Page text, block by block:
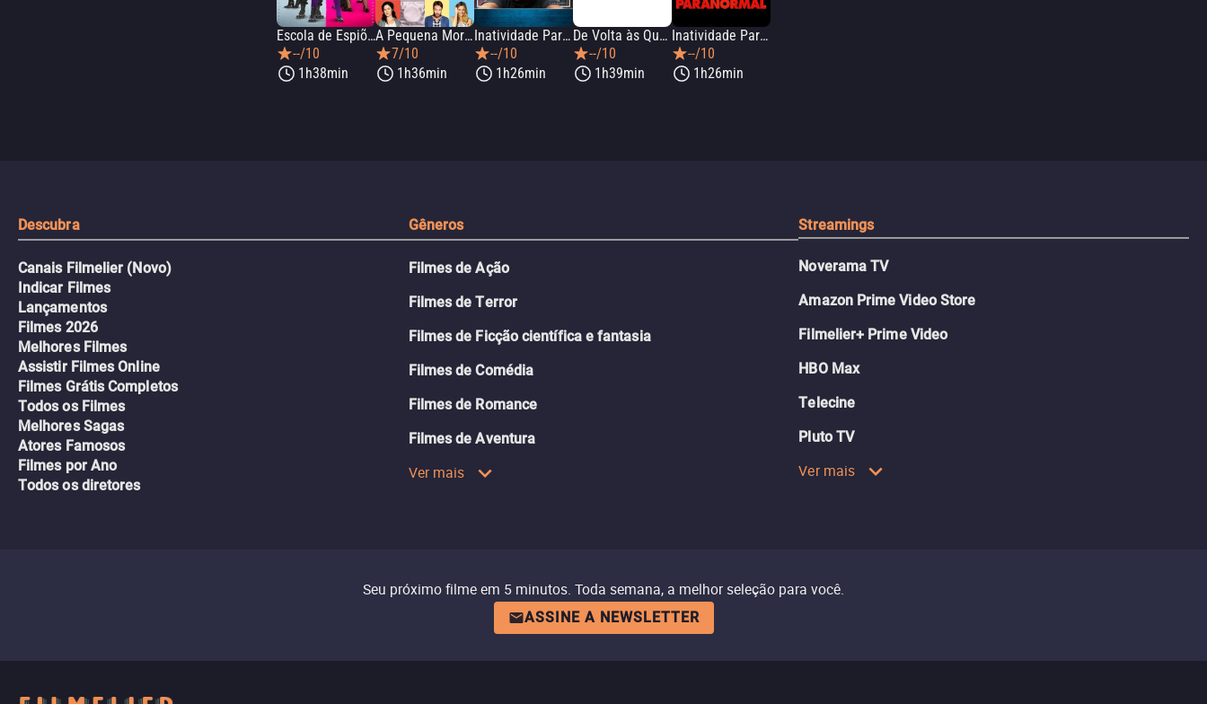
Escola de Espiões
--/10
1h38min
A Pequena Morte
7/10
1h36min
Inatividade Paranormal 2
--/10
1h26min
De Volta às Quadras
--/10
1h39min
Inatividade Paranormal
--/10
1h26min
Descubra
Canais Filmelier (Novo)
Indicar Filmes
Lançamentos
Filmes 2026
Melhores Filmes
Assistir Filmes Online
Filmes Grátis Completos
Todos os Filmes
Melhores Sagas
Atores Famosos
Filmes por Ano
Todos os diretores
Gêneros
Filmes de Ação
Filmes de Terror
Filmes de Ficção científica e fantasia
Filmes de Comédia
Filmes de Romance
Filmes de Aventura
Ver mais
Streamings
Noverama TV
Amazon Prime Video Store
Filmelier+ Prime Video
HBO Max
Telecine
Pluto TV
Ver mais
Seu próximo filme em 5 minutos. Toda semana, a melhor seleção para você.
ASSINE A NEWSLETTER